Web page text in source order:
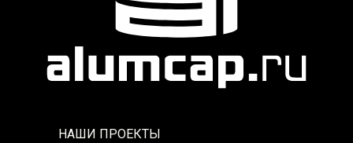
НАШИ ПРОЕКТЫ